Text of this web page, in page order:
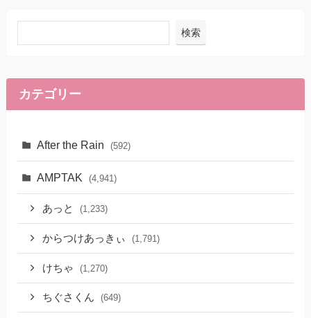
検索
カテゴリー
After the Rain (592)
AMPTAK (4,941)
あっと (1,233)
からつけあっきぃ (1,791)
けちゃ (1,270)
ちぐさくん (649)